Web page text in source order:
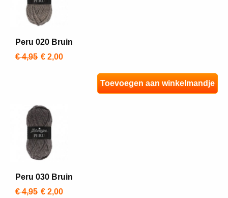
Peru 020 Bruin
€ 4,95 € 2,00
Toevoegen aan winkelmandje
Peru 030 Bruin
€ 4,95 € 2,00